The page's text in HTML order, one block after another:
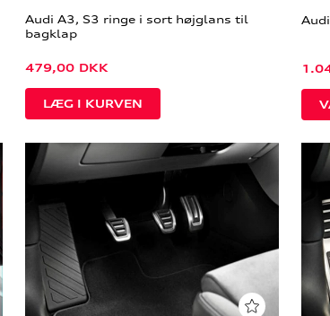
Audi A3, S3 ringe i sort højglans til
bagklap
479,00 DKK